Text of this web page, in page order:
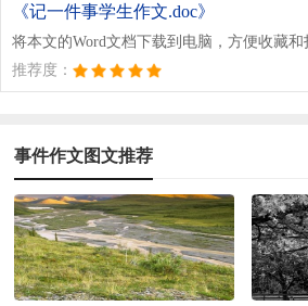
《记一件事学生作文.doc》
将本文的Word文档下载到电脑，方便收藏和
推荐度：
事件作文图文推荐